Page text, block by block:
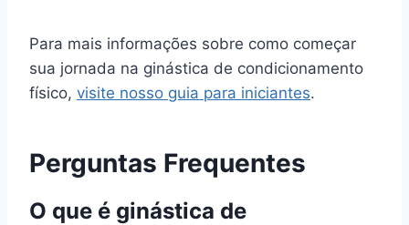
Para mais informações sobre como começar
sua jornada na ginástica de condicionamento
físico, visite nosso guia para iniciantes.
Perguntas Frequentes
O que é ginástica de